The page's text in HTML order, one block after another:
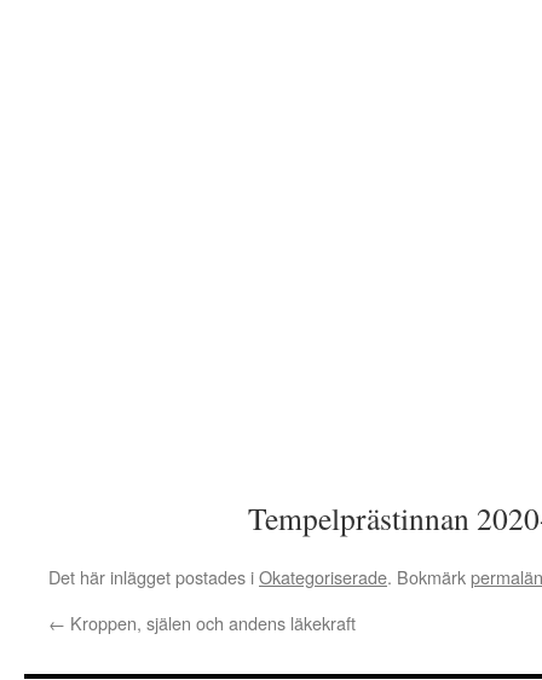
Tempelprästinnan
Det här inlägget postades iOkategoriserade. Bokmärk
← Kroppen, själen och andens läkekraft